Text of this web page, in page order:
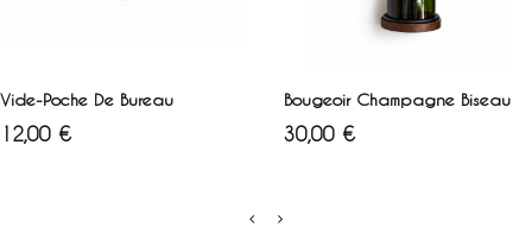
Vide-Poche De Bureau
Prix
12,00 €
Bougeoir Champagne Biseau
Prix
30,00 €